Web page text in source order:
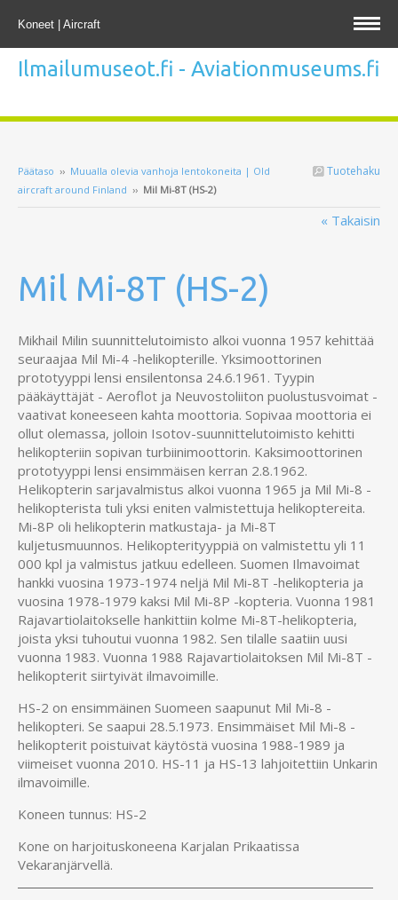
Koneet | Aircraft
Ilmailumuseot.fi - Aviationmuseums.fi
Tuotehaku
Päätaso ›› Muualla olevia vanhoja lentokoneita | Old
aircraft around Finland ›› Mil Mi-8T (HS-2)
« Takaisin
Mil Mi-8T (HS-2)
Mikhail Milin suunnittelutoimisto alkoi vuonna 1957 kehittää
seuraajaa Mil Mi-4 -helikopterille. Yksimoottorinen
prototyyppi lensi ensilentonsa 24.6.1961. Tyypin
pääkäyttäjät - Aeroflot ja Neuvostoliiton puolustusvoimat -
vaativat koneeseen kahta moottoria. Sopivaa moottoria ei
ollut olemassa, jolloin Isotov-suunnittelutoimisto kehitti
helikopteriin sopivan turbiinimoottorin. Kaksimoottorinen
prototyyppi lensi ensimmäisen kerran 2.8.1962.
Helikopterin sarjavalmistus alkoi vuonna 1965 ja Mil Mi-8 -
helikopterista tuli yksi eniten valmistettuja helikoptereita.
Mi-8P oli helikopterin matkustaja- ja Mi-8T
kuljetusmuunnos. Helikopterityyppiä on valmistettu yli 11
000 kpl ja valmistus jatkuu edelleen. Suomen Ilmavoimat
hankki vuosina 1973-1974 neljä Mil Mi-8T -helikopteria ja
vuosina 1978-1979 kaksi Mil Mi-8P -kopteria. Vuonna 1981
Rajavartiolaitokselle hankittiin kolme Mi-8T-helikopteria,
joista yksi tuhoutui vuonna 1982. Sen tilalle saatiin uusi
vuonna 1983. Vuonna 1988 Rajavartiolaitoksen Mil Mi-8T -
helikopterit siirtyivät ilmavoimille.
HS-2 on ensimmäinen Suomeen saapunut Mil Mi-8 -
helikopteri. Se saapui 28.5.1973. Ensimmäiset Mil Mi-8 -
helikopterit poistuivat käytöstä vuosina 1988-1989 ja
viimeiset vuonna 2010. HS-11 ja HS-13 lahjoitettiin Unkarin
ilmavoimille.
Koneen tunnus: HS-2
Kone on harjoituskoneena Karjalan Prikaatissa
Vekaranjärvellä.